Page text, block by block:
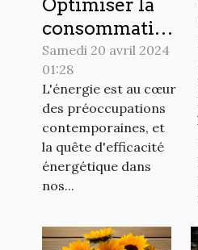
Optimiser la
consommation
énergétique à
la maison
grâce aux
technologies
vertes
Samedi 20 avril 2024
01:28
L'énergie est au cœur
des préoccupations
contemporaines, et
la quête d'efficacité
énergétique dans
nos...